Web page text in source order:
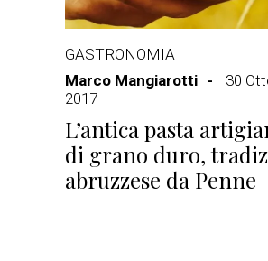
GASTRONOMIA
Marco Mangiarotti
30
2017
L’antica pasta
di grano duro,
abruzzese da Penne